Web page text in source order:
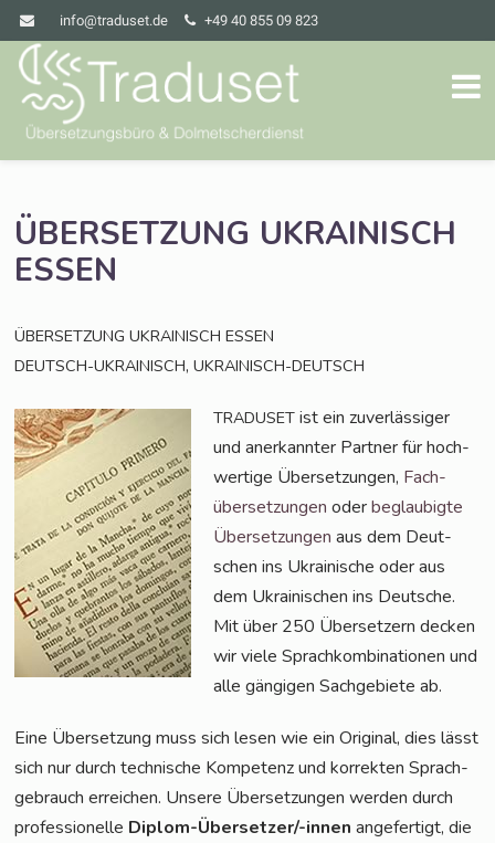
info@traduset.de +49 40 855 09 823
ÜBERSETZUNG UKRAINISCH
ESSEN
ÜBERSETZUNG UKRAINISCH ESSEN
DEUTSCH-UKRAINISCH,UKRAINISCH-DEUTSCH
TRADUSET ist ein zuver­läs­si­ger
und aner­kann­ter Part­ner für hoch­
wer­ti­ge Über­set­zun­gen, Fach­
über­set­zun­gen oderbeglau­big­te
Über­set­zun­gen aus dem Deut­
schen ins Ukrai­ni­sche oder aus
dem Ukrai­ni­schen ins Deut­sche.
Mit über 250 Über­set­zern decken
wir vie­le Sprach­kom­bi­na­tio­nen und
alle gän­gi­gen Sach­ge­bie­te ab.
Eine Über­set­zung muss sich lesen wie ein Ori­gi­nal, dies lässt
sich nur durch tech­ni­sche Kom­pe­tenz und kor­rek­ten Sprach­
ge­brauch errei­chen. Unse­re Über­set­zun­gen wer­den durch
pro­fes­sio­nel­le Diplom-Über­set­zer/-innen ange­fer­tigt, die